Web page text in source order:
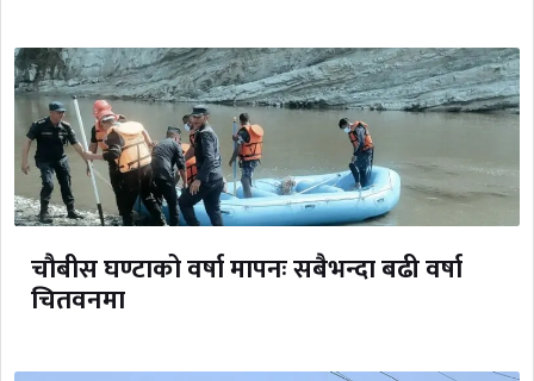
चौबीस घण्टाको वर्षा मापनः सबैभन्दा बढी वर्षा
चितवनमा